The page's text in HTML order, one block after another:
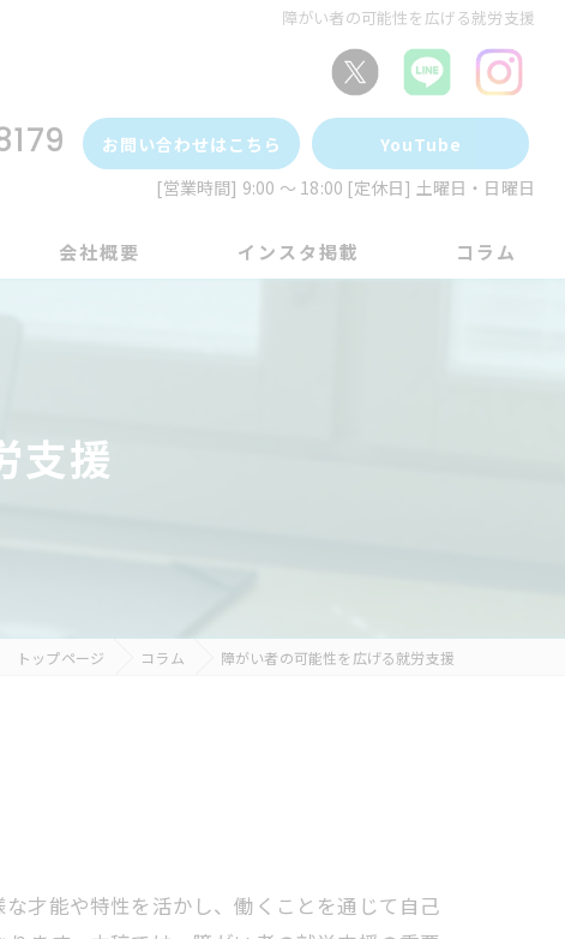
障がい者の可能性を広げる就労支援
お問い合わせはこちら
YouTube
[営業時間] 9:00 ～ 18:00 [定休日] 土曜日・日曜日
会社概要 インスタ掲載 コラム
支援
トップページ コラム 障がい者の可能性を広げる就労支援
才能や特性を活かし、働くことを通じて自己